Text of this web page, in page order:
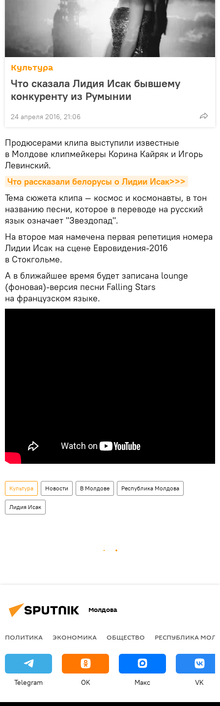
Культура
Что сказала Лидия Исак бывшему
конкуренту из Румынии
24 апреля 2016, 21:06
Продюсерами клипа выступили известные
в Молдове клипмейкеры Корина Кайряк и Игорь
Левинский.
Что рассказали белорусы о Лидии Исак>>>
Тема сюжета клипа — космос и космонавты, в тон
названию песни, которое в переводе на русский
язык означает "Звездопад".
На второе мая намечена первая репетиция номера
Лидии Исак на сцене Евровидения-2016
в Стокгольме.
А в ближайшее время будет записана lounge
(фоновая)-версия песни Falling Stars
на французском языке.
Культура Новости В Молдове Республика Молдова
Лидия Исак
Молдова
ПОЛИТИКА ЭКОНОМИКА ОБЩЕСТВО РЕСПУБЛИКА
Telegram OK Макс VK